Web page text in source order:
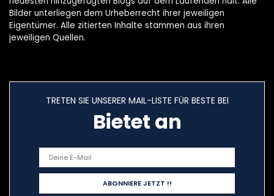
Bilder unterliegen dem Urheberrecht ihrer jeweiligen
Eigentümer. Alle zitierten Inhalte stammen aus ihren
jeweiligen Quellen.
TRETEN SIE UNSERER MAIL-LISTE FÜR BESTE BEI
Bietet an